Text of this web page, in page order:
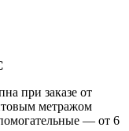
при заказе от
метражом
— от 6